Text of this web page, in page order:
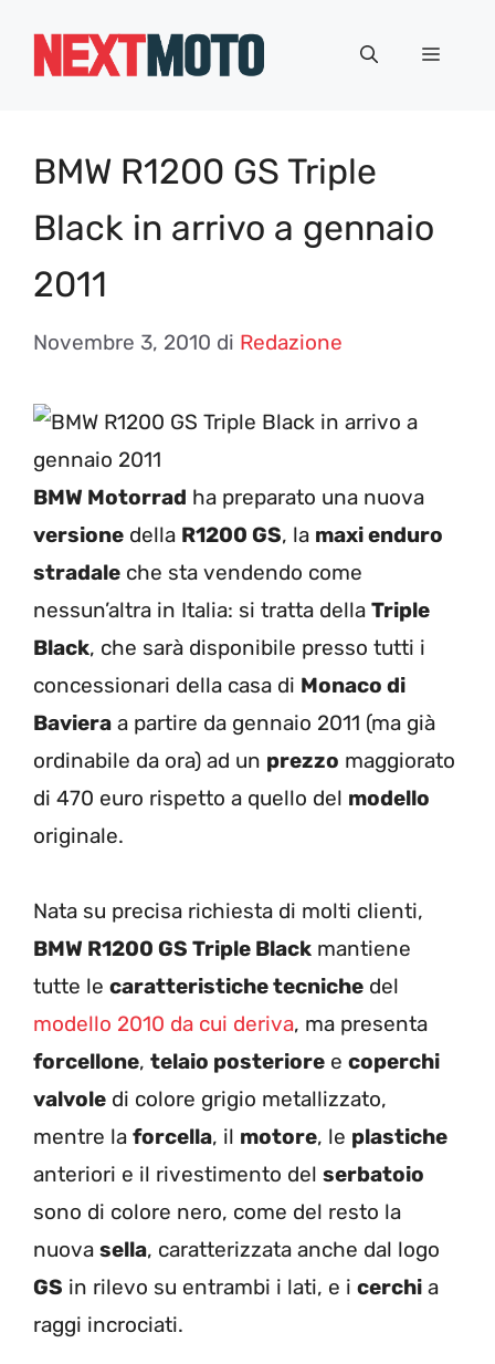
Menu
BMW R1200 GS Triple
Black in arrivo a gennaio
2011
Novembre 3, 2010 di Redazione
BMW Motorrad ha preparato una nuova
versione della R1200 GS, la maxi enduro
stradale che sta vendendo come
nessun’altra in Italia: si tratta della Triple
Black, che sarà disponibile presso tutti i
concessionari della casa di Monaco di
Baviera a partire da gennaio 2011 (ma già
ordinabile da ora) ad un prezzo maggiorato
di 470 euro rispetto a quello del modello
originale.
Nata su precisa richiesta di molti clienti,
BMW R1200 GS Triple Black mantiene
tutte le caratteristiche tecniche del
modello 2010 da cui deriva, ma presenta
forcellone, telaio posteriore e coperchi
valvole di colore grigio metallizzato,
mentre la forcella, il motore, le plastiche
anteriori e il rivestimento del serbatoio
sono di colore nero, come del resto la
nuova sella, caratterizzata anche dal logo
GS in rilevo su entrambi i lati, e i cerchi a
raggi incrociati.